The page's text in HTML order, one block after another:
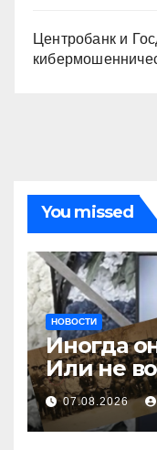
Центробанк и
You missed
НОВОСТИ
Иногда
Или не
07.08.2026